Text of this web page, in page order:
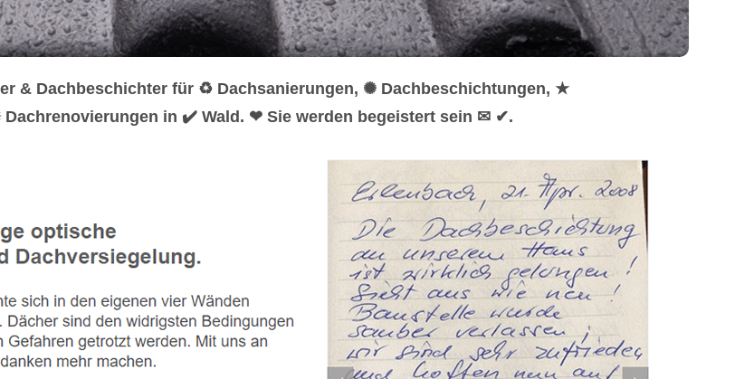
& Dachbeschichter für ♻ Dachsanierungen, ✺ Dachbeschichtungen, ★
in ✔️ Wald. ❤ Sie werden begeistert sein ✉ ✔.